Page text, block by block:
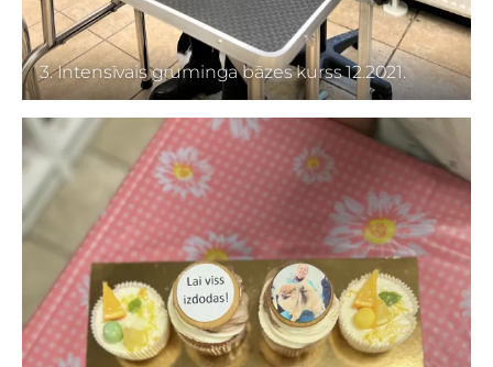
3. Intensīvais gruminga bāzes kurss 12.2021.